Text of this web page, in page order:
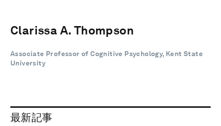
Clarissa A. Thompson
Associate Professor of Cognitive Psychology, Kent State
University
最新記事